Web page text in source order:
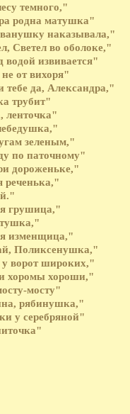
темного,"
родна матушка"
наказывала,"
Светел во оболоке,"
извивается"
от вихоря"
да, Александра,"
трубит"
ленточка"
зеленым,"
по паточному"
дороженьке,"
реченька,"
грушица,"
изменщица,"
Поликсенушка,"
ворот широких,"
хоромы хороши,"
мосту"
рябинушка,"
у серебряной"